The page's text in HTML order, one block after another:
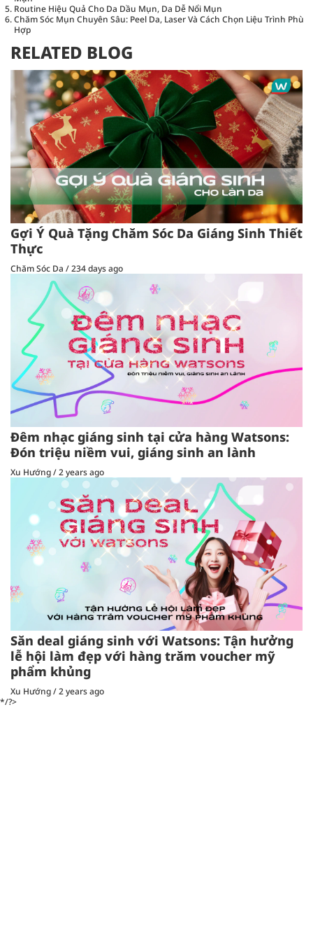
Routine Hiệu Quả Cho Da Dầu Mụn, Da Dễ Nổi Mụn
Chăm Sóc Mụn Chuyên Sâu: Peel Da, Laser Và Cách Chọn Liệu Trình Phù
Hợp
RELATED BLOG
Gợi Ý Quà Tặng Chăm Sóc Da Giáng Sinh Thiết
Thực
Chăm Sóc Da /234 days ago
Đêm nhạc giáng sinh tại cửa hàng Watsons:
Đón triệu niềm vui, giáng sinh an lành
Xu Hướng/2 years ago
Săn deal giáng sinh với Watsons: Tận hưởng
lễ hội làm đẹp với hàng trăm voucher mỹ
phẩm khủng
Xu Hướng/2 years ago
*/?>